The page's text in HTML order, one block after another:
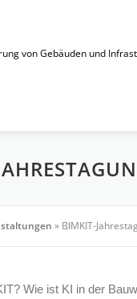
von Gebäuden und
» BIMKIT-
Wie ist KI in der